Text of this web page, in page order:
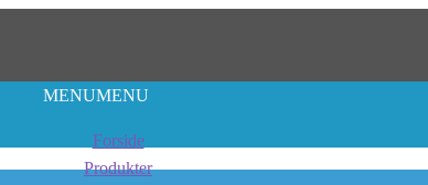
MENUMENU
Forside
Produkter